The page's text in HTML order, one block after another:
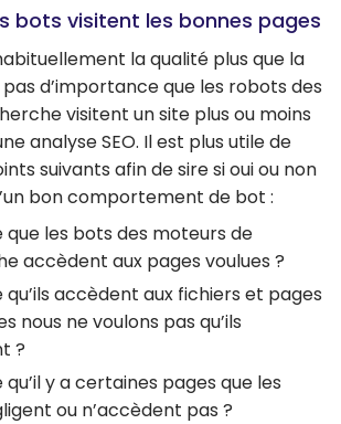
bots visitent les bonnes pages
la qualité plus que la
pas d’importance que les robots des
visitent un site plus ou moins
analyse SEO. Il est plus utile de
suivants afin de sire si oui ou non
bon comportement de bot :
que les bots des moteurs de
accèdent aux pages voulues ?
qu’ils accèdent aux fichiers et pages
nous ne voulons pas qu’ils
?
y a certaines pages que les
ou n’accèdent pas ?